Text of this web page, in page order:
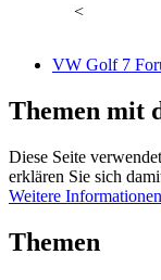
<
VW Golf 7
Themen mit
Diese Seite
erklären Sie sich
Weitere Informationen
Themen